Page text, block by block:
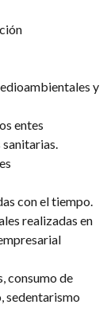
y
entes
con el tiempo.
realizadas en
consumo de
sedentarismo